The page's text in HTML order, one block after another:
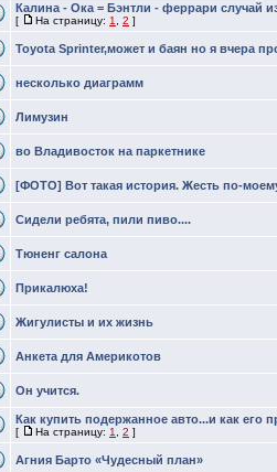
Калина - Ока = Бэнтли - феррари случай
[ На страницу: 1 2 ]
Toyota Sprinter,может и баян но я вчера
несколько диаграмм
Лимузин
во Владивосток на паркетнике
[ФОТО] Вот такая история. Жесть по-
Сидели ребята, пили пиво....
Тюненг салона
Прикалюха!
Жигулисты и их жизнь
Анкета для Америкотов
Он учится.
Как купить подержанное авто...и как его
[ На страницу: 1 2 ]
Агния Барто «Чудесный план»